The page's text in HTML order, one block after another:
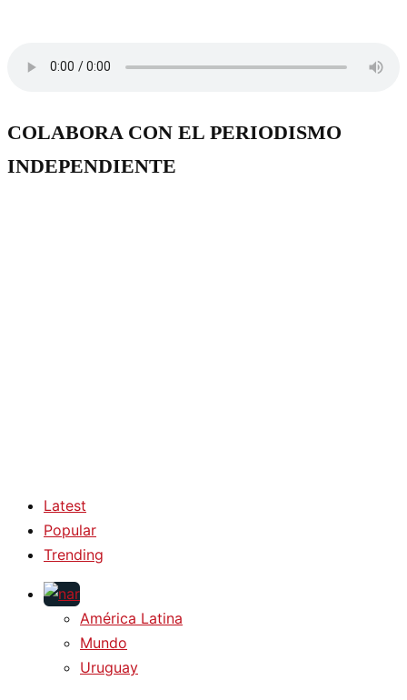
COLABORA CON EL PERIODISMO
INDEPENDIENTE
Latest
Popular
Trending
América Latina
Mundo
Uruguay